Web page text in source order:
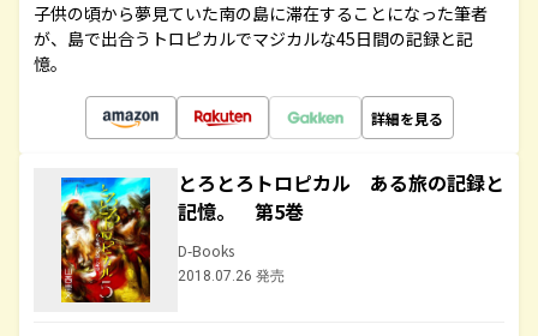
子供の頃から夢見ていた南の島に滞在することになった筆者
が、島で出合うトロピカルでマジカルな45日間の記録と記
憶。
詳細を見る
とろとろトロピカル ある旅の記録と
記憶。 第5巻
D-Books
2018.07.26 発売